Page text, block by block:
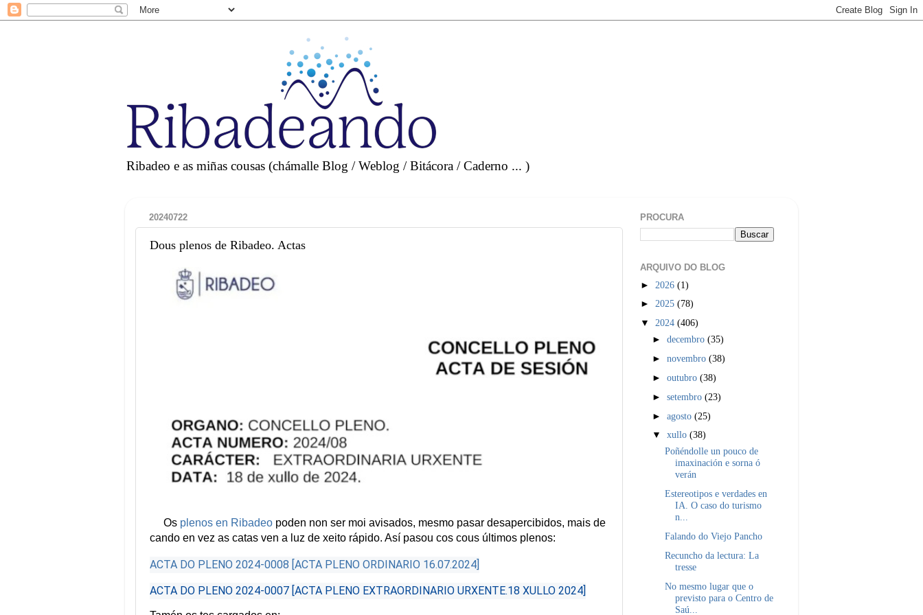
Ribadeo e as miñas cousas (chámalle Blog / Weblog / Bitácora / Caderno ... )
20240722
Dous plenos de Ribadeo. Actas
Os plenos en Ribadeo poden non ser moi avisados, mesmo pasar desapercibidos, mais de
cando en vez as catas ven a luz de xeito rápido. Así pasou cos cous últimos plenos:
ACTA DO PLENO 2024-0008 [ACTA PLENO ORDINARIO 16.07.2024]
ACTA DO PLENO 2024-0007 [ACTA PLENO EXTRAORDINARIO URXENTE.18 XULLO 2024]
PROCURA
ARQUIVO DO BLOG
► 2026 (1)
► 2025 (78)
▼ 2024 (406)
►decembro(35)
►novembro(38)
►outubro(38)
►setembro(23)
►agosto(25)
▼xullo(38)
Poñéndolle un pouco de
imaxinación e sorna ó
verán
Estereotipos e verdades en
IA. O caso do turismo
n...
Falando do Viejo Pancho
Recuncho da lectura: La
tresse
No mesmo lugar que o
previsto para o Centro de
Saú...